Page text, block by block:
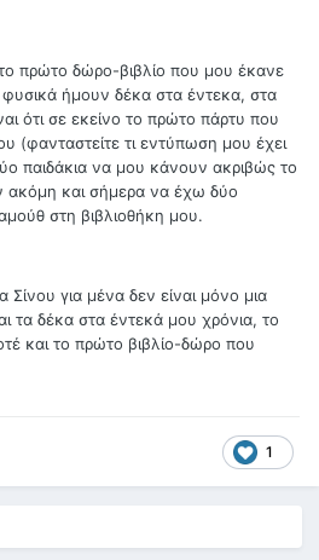
πρώτο δώρο-βιβλίο που μου έκανε
ήμουν δέκα στα έντεκα, στα
ότι σε εκείνο το πρώτο πάρτυ που
(φανταστείτε τι εντύπωση μου έχει
παιδάκια να μου κάνουν ακριβώς το
ακόμη και σήμερα να έχω δύο
στη βιβλιοθήκη μου.
για μένα δεν είναι μόνο μια
τα δέκα στα έντεκά μου χρόνια, το
και το πρώτο βιβλίο-δώρο που
1